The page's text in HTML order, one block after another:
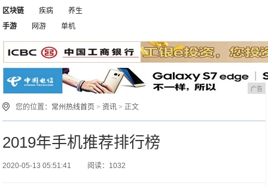
区块链
疾病
养生
手游
网游 单机
广告
您的位置： 常州热线首页 >资讯 > 正文
2019年手机推荐排行榜
2020-05-13 05:51:41 阅读：1032